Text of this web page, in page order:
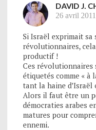
DAVID J.
26 avril
Si Israël exprimait
révolutionnaires,
productif !
Ces révolutionnaires
étiquetés comme « à
tant la haine d’Israël
Alors il faut être un
démocraties arabes
matures pour
ennemi.